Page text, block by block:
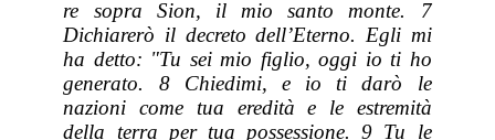
re sopra Sion, il mio santo monte. 7
Dichiarerò il decreto dell’Eterno. Egli mi
ha detto: "Tu sei mio figlio, oggi io ti ho
generato. 8 Chiedimi, e io ti darò le
nazioni come tua eredità e le estremità
della terra per tua possessione. 9 Tu le